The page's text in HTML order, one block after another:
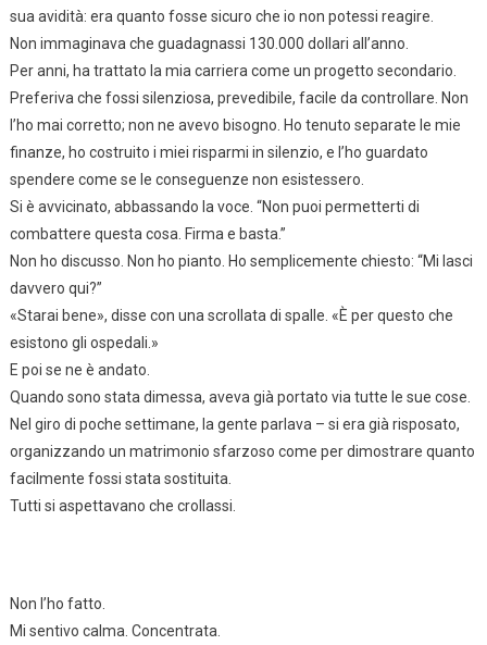
sua avidità: era quanto fosse sicuro che io non potessi reagire.
Non immaginava che guadagnassi 130.000 dollari all’anno.
Per anni, ha trattato la mia carriera come un progetto secondario.
Preferiva che fossi silenziosa, prevedibile, facile da controllare. Non
l’ho mai corretto; non ne avevo bisogno. Ho tenuto separate le mie
finanze, ho costruito i miei risparmi in silenzio, e l’ho guardato
spendere come se le conseguenze non esistessero.
Si è avvicinato, abbassando la voce. “Non puoi permetterti di
combattere questa cosa. Firma e basta.”
Non ho discusso. Non ho pianto. Ho semplicemente chiesto: “Mi lasci
davvero qui?”
«Starai bene», disse con una scrollata di spalle. «È per questo che
esistono gli ospedali.»
E poi se ne è andato.
Quando sono stata dimessa, aveva già portato via tutte le sue cose.
Nel giro di poche settimane, la gente parlava – si era già risposato,
organizzando un matrimonio sfarzoso come per dimostrare quanto
facilmente fossi stata sostituita.
Tutti si aspettavano che crollassi.
Non l’ho fatto.
Mi sentivo calma. Concentrata.